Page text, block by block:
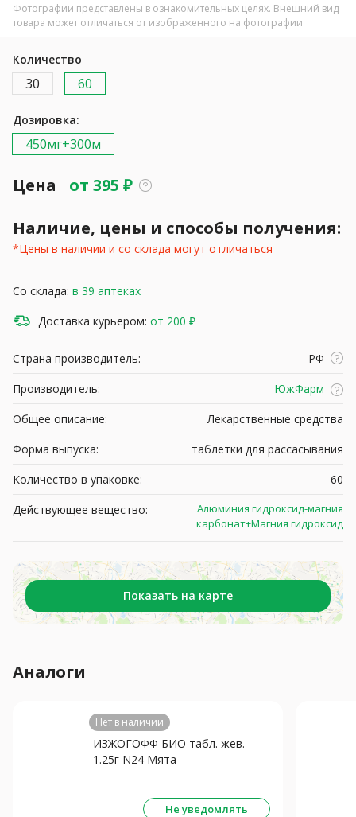
Фотографии представлены в ознакомительных целях. Внешний вид
товара может отличаться от изображенного на фотографии
Количество
30 60
Дозировка:
450мг+300м
Цена от 395 ₽
Наличие, цены и способы получения:
*Цены в наличии и со склада могут отличаться
Со склада: в 39 аптеках
Доставка курьером: от 200 ₽
Страна производитель:
РФ
Производитель:
ЮжФарм
Общее описание:
Лекарственные средства
Форма выпуска:
таблетки для рассасывания
Количество в упаковке:
60
Действующее вещество:
Алюминия гидроксид-магния
карбонат+Магния гидроксид
Показать на карте
Аналоги
Нет в наличии
ИЗЖОГОФФ БИО табл. жев.
1.25г N24 Мята
Не уведомлять